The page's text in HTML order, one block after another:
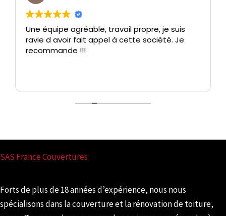
Une équipe agréable, travail propre, je suis
ravie d avoir fait appel à cette société. Je
recommande !!!
SAS France Couvertures
Forts de plus de 18 années d’expérience, nous nous
spécialisons dans la couverture et la rénovation de toiture,